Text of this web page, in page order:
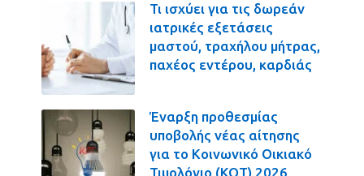
Τι ισχύει για τις δωρεάν
ιατρικές εξετάσεις
μαστού, τραχήλου μήτρας,
παχέος εντέρου, καρδιάς
Έναρξη προθεσμίας
υποβολής νέας αίτησης
για το Κοινωνικό Οικιακό
Τιμολόγιο (ΚΟΤ) 2026